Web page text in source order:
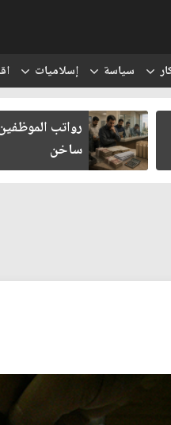
سياسة إسلاميات
رواتب
ساخن